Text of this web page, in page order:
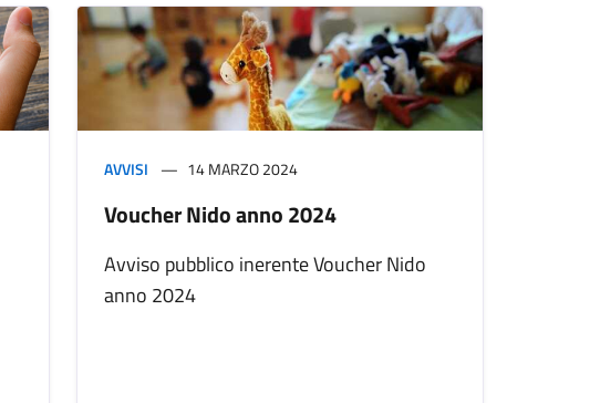
AVVISI 14 MARZO 2024
Voucher Nido anno 2024
Avviso pubblico inerente Voucher Nido
anno 2024